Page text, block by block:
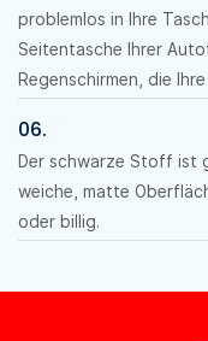
problemlos in Ihre
Seitentasche Ihrer
Regenschirmen, die
06.
Der schwarze Stoff ist
weiche, matte
oder billig.